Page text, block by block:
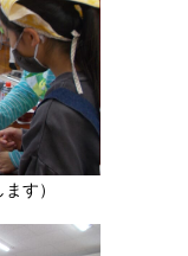
す）